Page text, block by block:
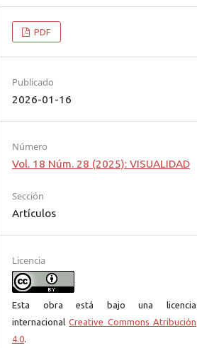
PDF
Publicado
2026-01-16
Número
Vol. 18 Núm. 28 (2025): VISUALIDAD
Sección
Artículos
Licencia
Esta obra está bajo una licencia
internacionalCreative Commons Atribución
4.0.